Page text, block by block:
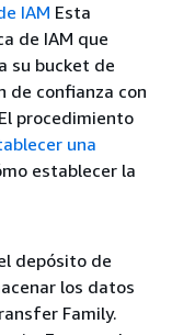
IAM Esta
de IAM que
su bucket de
de confianza con
procedimiento
una
establecer la
depósito de
los datos
Family.